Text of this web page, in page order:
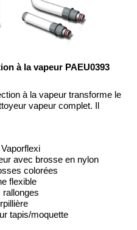
à la vapeur PAEU0393
à la vapeur transforme le
vapeur complet. Il
avec brosse en nylon
colorées
flexible
rallonges
tapis/moquette